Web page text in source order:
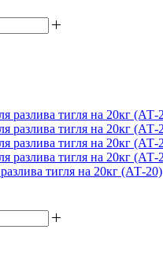
тигля на 20кг (АТ-20)